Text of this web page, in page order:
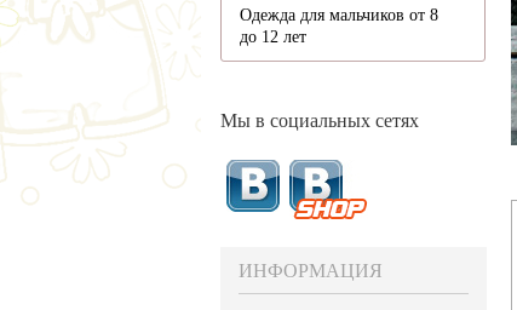
Одежда для мальчиков от 8
до 12 лет
Мы в социальных сетях
ИНФОРМАЦИЯ